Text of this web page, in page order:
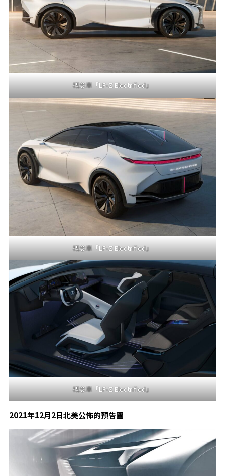
概念車「LF-Z Electrified」
概念車「LF-Z Electrified」
概念車「LF-Z Electrified」
2021年12月2日北美公佈的預告圖